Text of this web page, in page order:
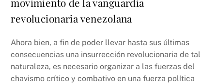
revolucionaria venezolana
Ahora bien, a fin de poder llevar hasta sus últimas
consecuencias una insurrección revolucionaria de tal
naturaleza, es necesario organizar a las fuerzas del
chavismo crítico y combativo en una fuerza política